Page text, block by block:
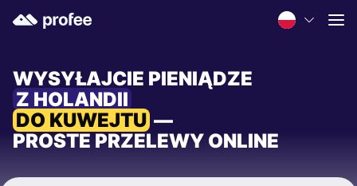
WYSYŁAJCIE PIENIĄDZE
Z HOLANDII
DO KUWEJTU —
PROSTE PRZELEWY ONLINE